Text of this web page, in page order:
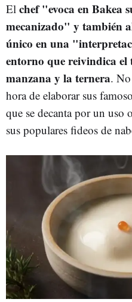
El chef "evoca en Bakea
mecanizado" y también
único en una
entorno que reivindica
manzana y la ternera.
hora de elaborar sus
que se decanta por un
sus populares fideos de